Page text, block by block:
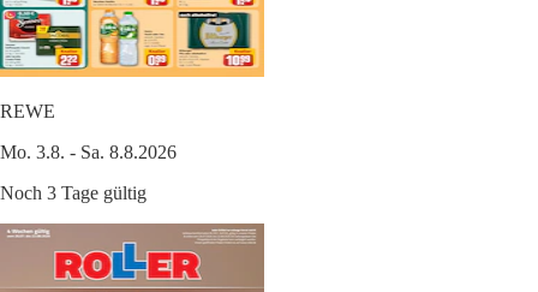
REWE
Mo. 3.8. - Sa. 8.8.2026
Noch 3 Tage gültig